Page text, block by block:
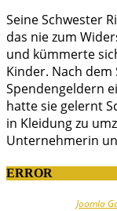
Seine Schwester
das nie zum
und kümmerte
Kinder. Nach
Spendengeldern
hatte sie gelernt
in Kleidung zu
Unternehmerin
ERROR
Joomla